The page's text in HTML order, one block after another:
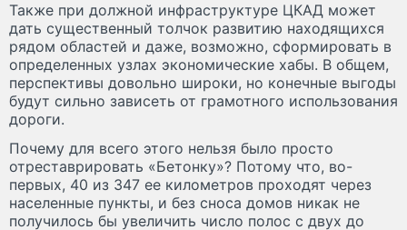
Также при должной инфраструктуре ЦКАД может
дать существенный толчок развитию находящихся
рядом областей и даже, возможно, сформировать в
определенных узлах экономические хабы. В общем,
перспективы довольно широки, но конечные выгоды
будут сильно зависеть от грамотного использования
дороги.
Почему для всего этого нельзя было просто
отреставрировать «Бетонку»? Потому что, во-
первых, 40 из 347 ее километров проходят через
населенные пункты, и без сноса домов никак не
получилось бы увеличить число полос с двух до